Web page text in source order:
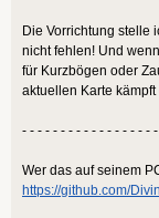
Die Vorrichtung stelle
nicht fehlen! Und
für Kurzbögen oder
aktuellen Karte
- - - - - - - - - - - - - - - - -
Wer das auf seinem
https://github.com/